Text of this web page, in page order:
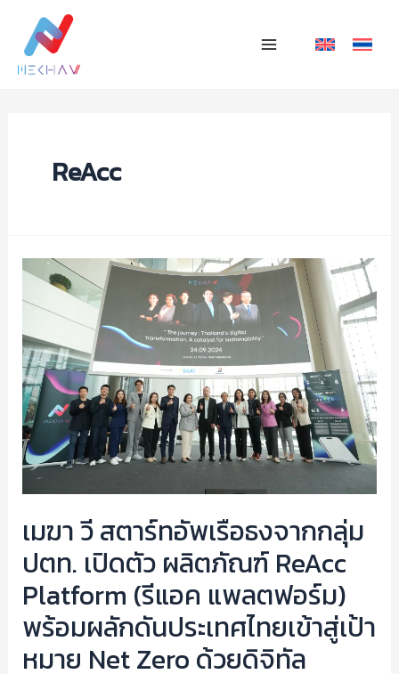
content
Menu
ReAcc
เมฆา วี สตาร์ทอัพเรือธงจากกลุ่ม
ปตท. เปิดตัว ผลิตภัณฑ์ ReAcc
Platform (รีแอค แพลตฟอร์ม)
พร้อมผลักดันประเทศไทยเข้าสู่เป้า
หมาย Net Zero ด้วยดิจิทัล
เมฆา
สตาร์ท
อัพ
เรือ
ธง
จาก
กลุ่ม
ปตท.
เปิด
ผลิตภัณฑ์
ReAcc
Platform
(รี
แอค
แพลตฟอร์ม)